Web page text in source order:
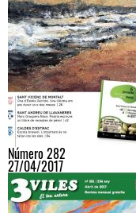
Número 282
27/04/2017